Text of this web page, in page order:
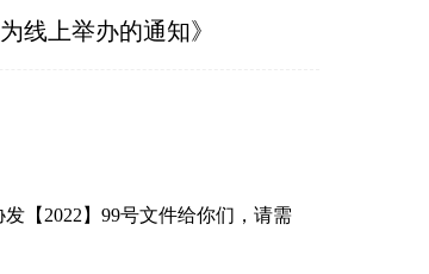
线上举办的通知》
【2022】99号文件给你们，请需